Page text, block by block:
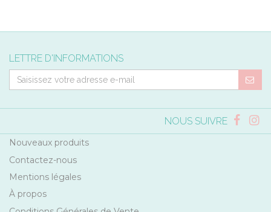
LETTRE D'INFORMATIONS
NOUS SUIVRE
Nouveaux produits
Contactez-nous
Mentions légales
À propos